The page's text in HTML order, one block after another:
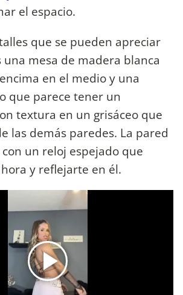
el espacio.
que se pueden apreciar
una mesa de madera blanca
en el medio y una
que parece tener un
textura en un grisáceo que
las demás paredes. La pared
un reloj espejado que
y reflejarte en él.